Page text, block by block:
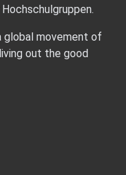
global movement of
out the good